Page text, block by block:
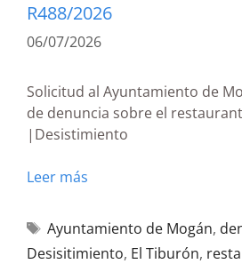
R488/2026
06/07/2026
Solicitud al Ayuntamiento de
de denuncia sobre el
|Desistimiento
Leer más
Ayuntamiento de Mogán,
Desisitimiento, El Tiburón,